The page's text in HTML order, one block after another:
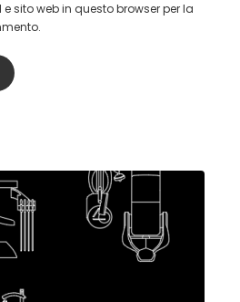
sito web in questo browser per la